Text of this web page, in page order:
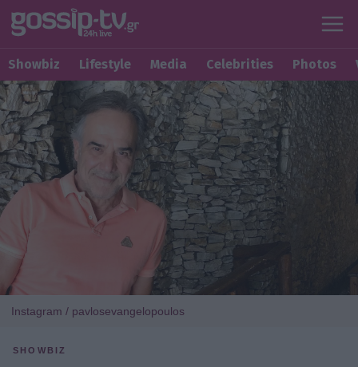
Showbiz Lifestyle Media Celebrities Photos
Instagram / pavlosevangelopoulos
SHOWBIZ